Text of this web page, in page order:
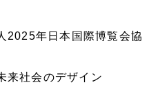
年日本国際博覧会協
社会のデザイン